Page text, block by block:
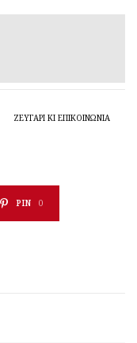
ΖΕΥΓΆΡΙ ΚΙ ΕΠΙΚΟΙΝΩΝΊΑ
PIN 0